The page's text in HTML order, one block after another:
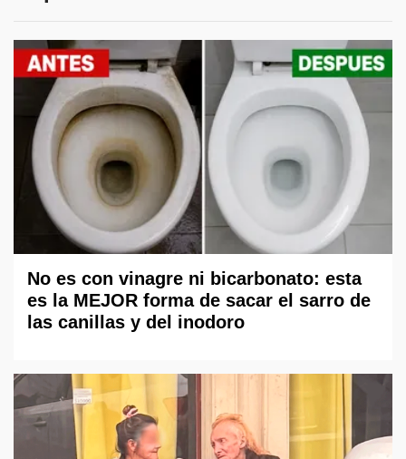
No es con vinagre ni bicarbonato: esta
es la MEJOR forma de sacar el sarro de
las canillas y del inodoro